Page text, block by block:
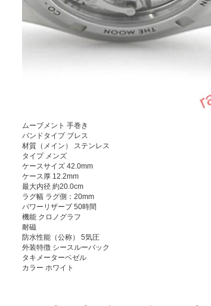
ムーブメント 手巻き
バンドタイプ ブレス
材質（メイン）
ステンレス
タイプ メンズ
ケースサイズ 42.0mm
ケース厚 12.2mm
最大内径 約20.0cm
ラグ幅 ラグ側：20mm
パワーリザーブ 50時間
機能 クロノグラフ
耐磁
防水性能（公称）
5気圧
外装特徴 シースルーバック
タキメーターベゼル
カラー ホワイト